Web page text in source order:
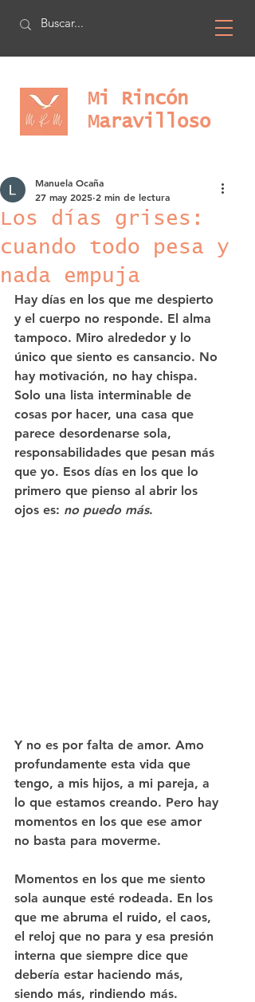
Mi Rincón
Maravilloso
Los días grises:
cuando todo pesa y
nada empuja
Manuela Ocaña
27 may 2025 2 min de lectura
Hay días en los que me despierto
y el cuerpo no responde. El alma
tampoco. Miro alrededor y lo
único que siento es cansancio. No
hay motivación, no hay chispa.
Solo una lista interminable de
cosas por hacer, una casa que
parece desordenarse sola,
responsabilidades que pesan más
que yo. Esos días en los que lo
primero que pienso al abrir los
ojos es: no puedo más.
Y no es por falta de amor. Amo
profundamente esta vida que
tengo, a mis hijos, a mi pareja, a
lo que estamos creando. Pero hay
momentos en los que ese amor
no basta para moverme.
Momentos en los que me siento
sola aunque esté rodeada. En los
que me abruma el ruido, el caos,
el reloj que no para y esa presión
interna que siempre dice que
debería estar haciendo más,
siendo más, rindiendo más.